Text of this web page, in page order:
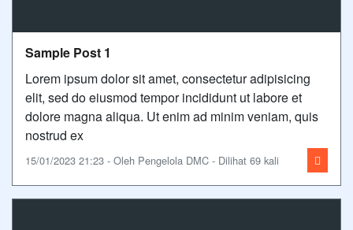
Sample Post 1
Lorem ipsum dolor sit amet, consectetur adipisicing
elit, sed do eiusmod tempor incididunt ut labore et
dolore magna aliqua. Ut enim ad minim veniam, quis
nostrud ex
15/01/2023 21:23 - Oleh Pengelola DMC - Dilihat 69 kali